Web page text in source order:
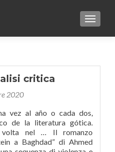
critica
2020
vez al año o cada dos,
de la literatura gótica.
volta nel … Il romanzo
a Baghdad” di Ahmed